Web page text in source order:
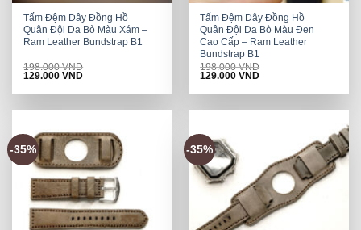
Tấm Đệm Dây Đồng Hồ
Quân Đội Da Bò Màu Xám –
Ram Leather Bundstrap B1
198.000VND
Original
was:
129.000VNDCurrent
is:
Tấm Đệm Dây Đồng Hồ
Quân Đội Da Bò Màu Đen
Cao Cấp – Ram Leather
Bundstrap B1
198.000VND
Original
was:
129.000VNDCurrent
is:
-35% -35%